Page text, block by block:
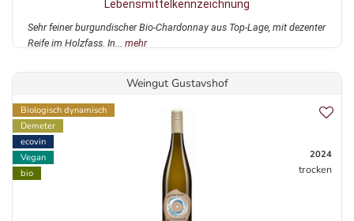
Lebensmittelkennzeichnung
Sehr feiner burgundischer Bio-Chardonnay aus Top-Lage, mit dezenter
Reife im Holzfass. In... mehr
Weingut Gustavshof
Biologisch dynamisch
Demeter
ecovin
Vegan
bio
2024
trocken